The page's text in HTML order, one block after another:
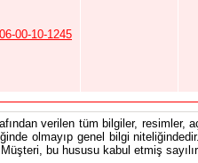
06-00-10-1245
verilen tüm bilgiler, resimler,
olmayıp genel bilgi
bu hususu kabul etmiş